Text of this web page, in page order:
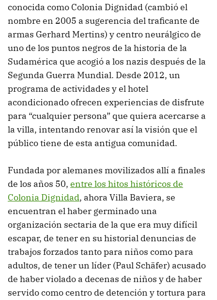
conocida como Colonia Dignidad (cambió el
nombre en 2005 a sugerencia del traficante de
armas Gerhard Mertins) y centro neurálgico de
uno de los puntos negros de la historia de la
Sudamérica que acogió a los nazis después de la
Segunda Guerra Mundial. Desde 2012, un
programa de actividades y el hotel
acondicionado ofrecen experiencias de disfrute
para “cualquier persona” que quiera acercarse a
la villa, intentando renovar así la visión que el
público tiene de esta antigua comunidad.
Fundada por alemanes movilizados allí a finales
de los años 50, entre los hitos históricos de
Colonia Dignidad, ahora Villa Baviera, se
encuentran el haber germinado una
organización sectaria de la que era muy difícil
escapar, de tener en su historial denuncias de
trabajos forzados tanto para niños como para
adultos, de tener un líder (Paul Schäfer) acusado
de haber violado a decenas de niños y de haber
servido como centro de detención y tortura para